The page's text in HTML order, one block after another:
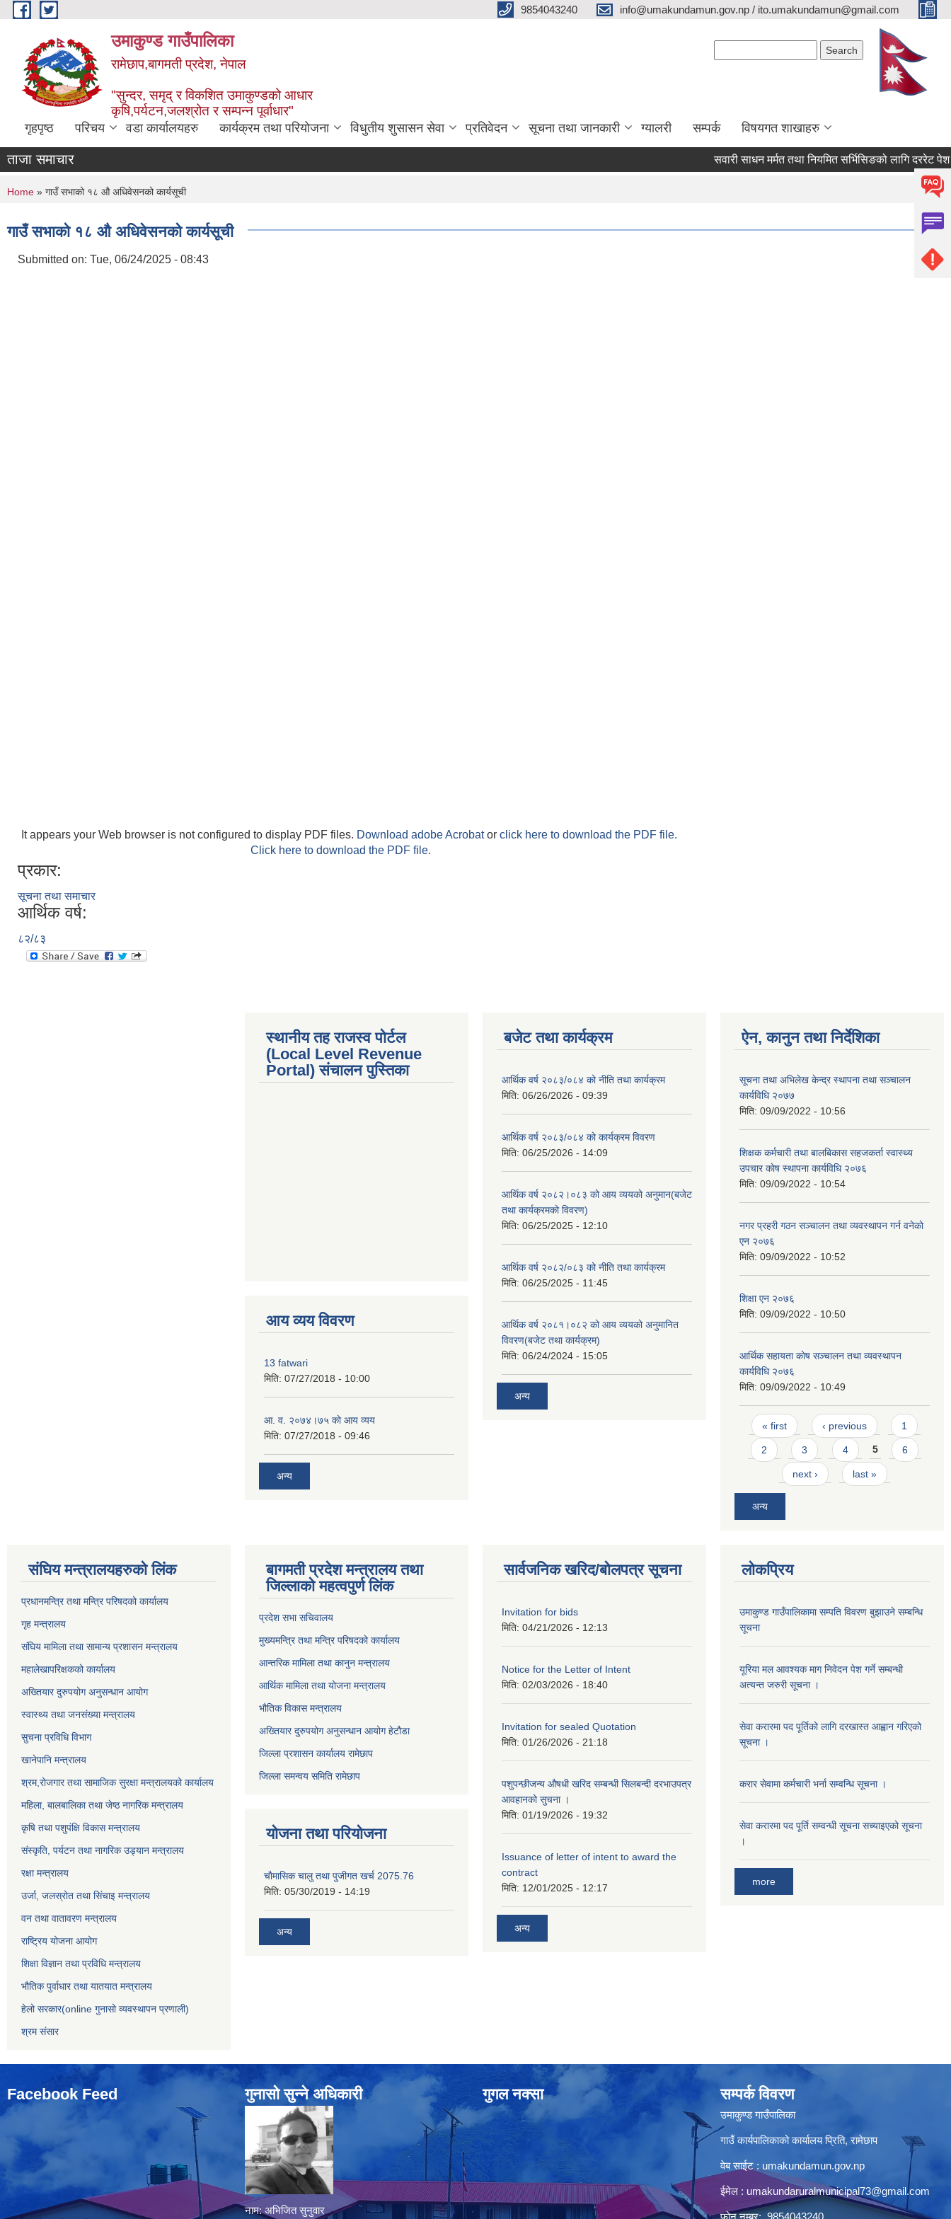
Skip to main content 9854043240 info@umakundamun.gov.np / ito.umakundamun@gmail.com
उमाकुण्ड गाउँपालिका
रामेछाप,बागमती प्रदेश, नेपाल
"सुन्दर, समृद् र विकशित उमाकुण्डको आधार
कृषि,पर्यटन,जलश्रोत र सम्पन्न पूर्वाधार"
गृहपृष्ठ परिचय वडा कार्यालयहरु कार्यक्रम तथा परियोजना विधुतीय शुसासन सेवा प्रतिवेदन सूचना तथा जानकारी ग्यालरी सम्पर्क विषयगत शाखाहरु
ताजा समाचार सवारी साधन मर्मत तथा नियमित सर्भिसिङको लागि दररेट पेश गर्ने
You are here
Home » गाउँ सभाको १८ औ अधिवेसनको कार्यसूची
गाउँ सभाको १८ औ अधिवेसनको कार्यसूची
Submitted on: Tue, 06/24/2025 - 08:43
It appears your Web browser is not configured to display PDF files. Download adobe Acrobator click here to download the PDF file.
Click here to download the PDF file.
प्रकार:
सूचना तथा समाचार
आर्थिक वर्ष:
८२/८३
स्थानीय तह राजस्व पोर्टल
(Local Level Revenue
Portal) संचालन पुस्तिका
आय व्यय विवरण
13 fatwari
मिति: 07/27/2018 - 10:00
आ‍. व. २०७४।७५ काे आय व्यय
मिति: 07/27/2018 - 09:46
अन्य
बजेट तथा कार्यक्रम
आर्थिक वर्ष २०८३/०८४ को नीति तथा कार्यक्रम
मिति: 06/26/2026 - 09:39
आर्थिक वर्ष २०८३/०८४ को कार्यक्रम विवरण
मिति: 06/25/2026 - 14:09
आर्थिक वर्ष २०८२।०८३ को आय व्ययको अनुमान(बजेट
तथा कार्यक्रमको विवरण)
मिति: 06/25/2025 - 12:10
आर्थिक वर्ष २०८२/०८३ को नीति तथा कार्यक्रम
मिति: 06/25/2025 - 11:45
आर्थिक वर्ष २०८१।०८२ को आय व्ययको अनुमानित
विवरण(बजेट तथा कार्यक्रम)
मिति: 06/24/2024 - 15:05
अन्य
ऐन, कानुन तथा निर्देशिका
सूचना तथा अभिलेख केन्द्र स्थापना तथा सञ्चालन
कार्यविधि २०७७
मिति: 09/09/2022 - 10:56
शिक्षक कर्मचारी तथा बालबिकास सहजकर्ता स्वास्थ्य
उपचार काेष स्थापना कार्यविधि २०७६
मिति: 09/09/2022 - 10:54
नगर प्रहरी गठन सञ्चालन तथा व्यवस्थापन गर्न वनेकाे
एन २०७६
मिति: 09/09/2022 - 10:52
शिक्षा एन २०७६
मिति: 09/09/2022 - 10:50
आर्थिक सहायता काेष सञ्चालन तथा व्यवस्थापन
कार्यविधि २०७६
मिति: 09/09/2022 - 10:49
Pages
« first ‹ previous 1
2 3 4 5 6
next › last »
अन्य
संघिय मन्त्र‍ालयहरुको लिंक
प्रधानमन्त्रि तथा मन्त्रि परिषदको कार्यालय
गृह मन्त्रालय
संघिय मामिला तथा सामान्य प्रशासन मन्त्रालय
महालेखापरिक्षकको कार्यालय
अख्तियार दुरुपयोग अनुसन्धान आयोग
स्वास्थ्य तथा जनसंख्या मन्त्रालय
सुचना प्रविधि विभाग
खानेपानि मन्त्रालय
श्रम,रोजगार तथा सामाजिक सुरक्षा मन्त्रालयको कार्यालय
महिला, बालबालिका तथा जेष्ठ नागरिक मन्त्रालय
कृषि तथा पशुपंक्षि विकास मन्त्रालय
संस्कृति, पर्यटन तथा नागरिक उड्‍यान मन्त्रालय
रक्षा मन्त्रालय
उर्जा, जलस्रोत तथा सिंचाइ मन्त्रालय
वन तथा वातावरण मन्त्रालय
राष्ट्रिय योजना आयोग
शिक्षा विज्ञान तथा प्रविधि मन्त्रालय
भौतिक पुर्वाधार तथा यातयात मन्त्रालय
हेलो सरकार(online गुनासो व्यवस्थापन प्रणाली)
श्रम संसार
बागमती प्रदेश मन्त्रालय तथा
जिल्लाको महत्वपुर्ण लिंक
प्रदेश सभा सचिवालय
मुख्यमन्त्रि तथा मन्त्रि परिषदको कार्यालय
आन्तरिक मामिला तथा कानुन मन्त्रालय
आर्थिक मामिला तथा योजना मन्त्रालय
भौतिक विकास मन्त्रालय
अख्तियार दुरुपयोग अनुसन्धान आयोग हेटौडा
जिल्ला प्रशासन कार्यालय रामेछाप
जिल्ला समन्वय समिति रामेछाप
योजना तथा परियोजना
चाैमासिक चालु तथा पुजीगत खर्च 2075.76
मिति: 05/30/2019 - 14:19
अन्य
सार्वजनिक खरिद/बोलपत्र सूचना
Invitation for bids
मिति: 04/21/2026 - 12:13
Notice for the Letter of Intent
मिति: 02/03/2026 - 18:40
Invitation for sealed Quotation
मिति: 01/26/2026 - 21:18
पशुपन्छीजन्य औषधी खरिद सम्बन्धी सिलबन्दी दरभाउपत्र
आवहानको सुचना ।
मिति: 01/19/2026 - 19:32
Issuance of letter of intent to award the
contract
मिति: 12/01/2025 - 12:17
अन्य
लोकप्रिय
उमाकुण्ड गाउँपालिकामा सम्पति विवरण बुझाउने सम्बन्धि
सूचना
यूरिया मल आवश्यक माग निवेदन पेश गर्ने सम्बन्धी
अत्यन्त जरुरी सूचना ।
सेवा करारमा पद पूर्तिको लागि दरखास्त आह्वान गरिएको
सूचना ।
करार सेवामा कर्मचारी भर्ना सम्वन्धि सूचना ।
सेवा करारमा पद पूर्ति सम्वन्धी सूचना सच्याइएको सूचना
।
more
Facebook Feed गुनासो सुन्‍ने अधिकारी
नाम: अभिजित सुनुवार
गुगल नक्सा सम्पर्क विवरण
उमाकुण्ड गाउँपालिका
गाउँ कार्यपालिकाको कार्यालय प्रिति, रामेछाप
वेब साईट : umakundamun.gov.np
ईमेल : umakundaruralmunicipal73@gmail.com
फोन नम्बर: 9854043240